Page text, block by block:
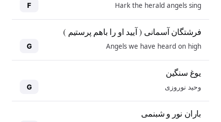
Hark the herald angels sing
F
فرشتگان آسمانی ( آیید او را باهم پرستیم )
Angels we have heard on high
G
یوغ سنگین
وحید نوروزی G
باران نور و شبنمی